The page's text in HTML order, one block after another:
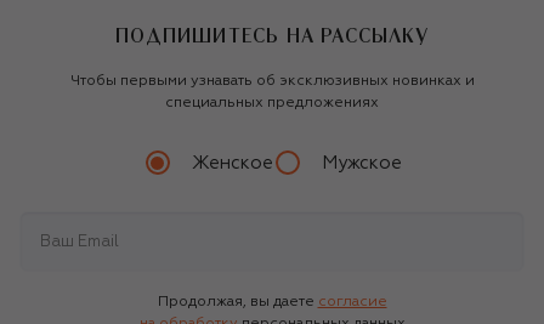
ПОДПИШИТЕСЬ НА РАССЫЛКУ
Чтобы первыми узнавать об эксклюзивных новинках и
специальных предложениях
Женское Мужское
Продолжая, вы даете согласие